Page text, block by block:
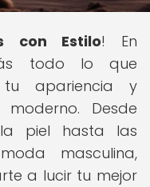
con Estilo! En
todo lo que
apariencia y
Desde
piel hasta las
masculina,
a lucir tu mejor